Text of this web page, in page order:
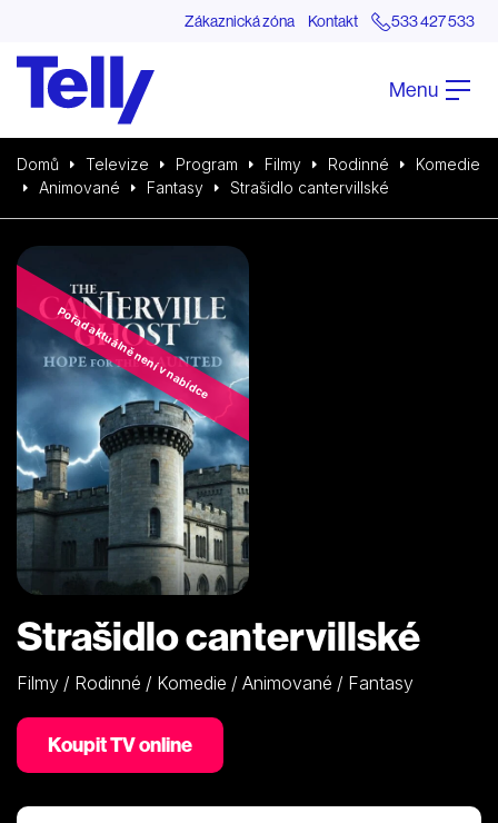
Zákaznická zóna Kontakt 533 427 533
Menu
Domů Televize Program Filmy Rodinné
Komedie
Animované
Fantasy Strašidlo cantervillské
Pořad aktuálně není v nabídce
Strašidlo cantervillské
Filmy / Rodinné / Komedie / Animované / Fantasy
Koupit TV online